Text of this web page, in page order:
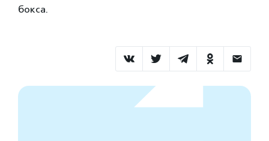
бокса.